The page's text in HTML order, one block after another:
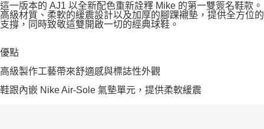
這一版本的 AJ1 以全新配色重新詮釋 Mike 的第一雙簽名鞋款。
高級材質、柔軟的緩震設計以及加厚的腳踝襯墊，提供全方位的
支撐，同時致敬這雙開啟一切的經典球鞋。
優點
高級製作工藝帶來舒適感與標誌性外觀
鞋跟內嵌 Nike Air-Sole 氣墊單元，提供柔軟緩震